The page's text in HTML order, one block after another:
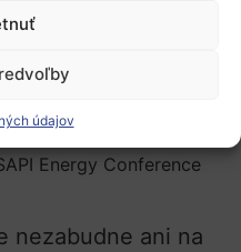
údajov
a ich zapojenie
nezabudne ani na